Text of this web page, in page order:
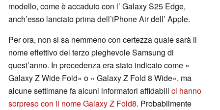
modello, come è accaduto con l’ Galaxy S25 Edge,
anch’esso lanciato prima dell’iPhone Air dell’ Apple.
Per ora, non si sa nemmeno con certezza quale sarà il
nome effettivo del terzo pieghevole Samsung di
quest’anno. In precedenza era stato indicato come «
Galaxy Z Wide Fold» o « Galaxy Z Fold 8 Wide», ma
alcune settimane fa alcuni informatori affidabili ci hanno
sorpreso con il nome Galaxy Z Fold8. Probabilmente